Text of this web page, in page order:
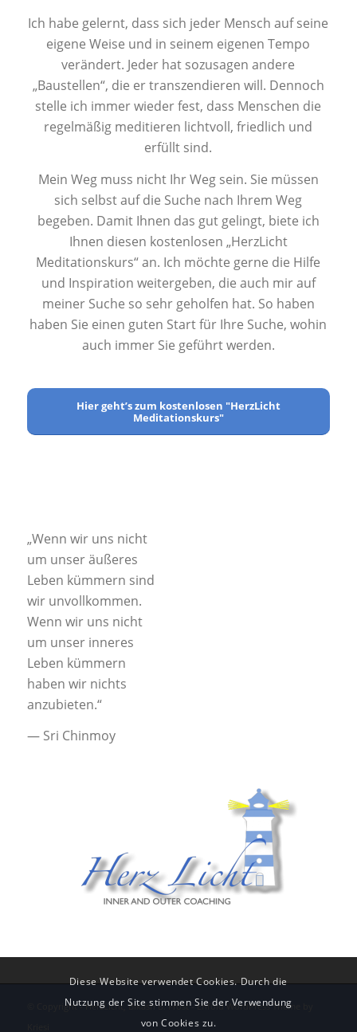
Ich habe gelernt, dass sich jeder Mensch auf seine
eigene Weise und in seinem eigenen Tempo
verändert. Jeder hat sozusagen andere
„Baustellen“, die er transzendieren will. Dennoch
stelle ich immer wieder fest, dass Menschen die
regelmäßig meditieren lichtvoll, friedlich und
erfüllt sind.
Mein Weg muss nicht Ihr Weg sein. Sie müssen
sich selbst auf die Suche nach Ihrem Weg
begeben. Damit Ihnen das gut gelingt, biete ich
Ihnen diesen kostenlosen „HerzLicht
Meditationskurs“ an. Ich möchte gerne die Hilfe
und Inspiration weitergeben, die auch mir auf
meiner Suche so sehr geholfen hat. So haben
haben Sie einen guten Start für Ihre Suche, wohin
auch immer Sie geführt werden.
Hier geht’s zum kostenlosen "HerzLicht
Meditationskurs"
„Wenn wir uns nicht
um unser äußeres
Leben kümmern sind
wir unvollkommen.
Wenn wir uns nicht
um unser inneres
Leben kümmern
haben wir nichts
anzubieten.“
— Sri Chinmoy
© Copyright - HerzLicht, Bikash B. Frost -Enfold WordPress Theme by
Diese Website verwendet Cookies. Durch die
Nutzung der Site stimmen Sie der Verwendung
von Cookies zu.